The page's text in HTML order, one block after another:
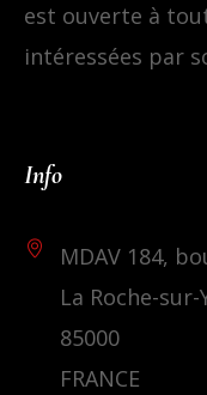
est ouverte à
intéressées par
Info
MDAV 184,
La Roche-sur-
85000
FRANCE